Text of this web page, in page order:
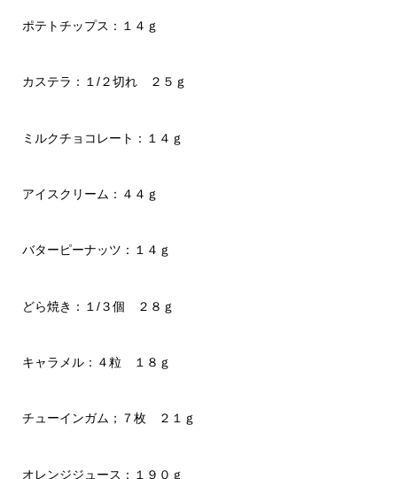
ポテトチップス：１４ｇ
カステラ：１/２切れ ２５ｇ
ミルクチョコレート：１４ｇ
アイスクリーム：４４ｇ
バターピーナッツ：１４ｇ
どら焼き：１/３個 ２８ｇ
キャラメル：４粒 １８ｇ
チューインガム；７枚 ２１ｇ
オレンジジュース：１９０ｇ